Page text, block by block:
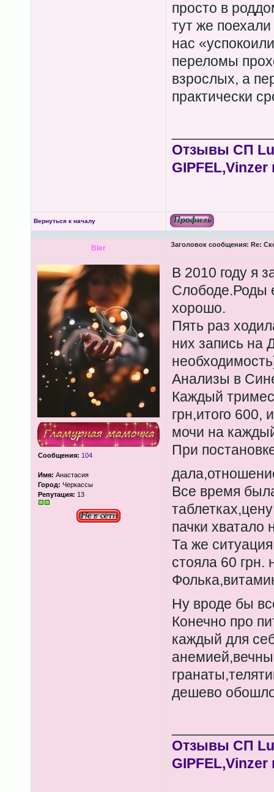
просто в
тут же поехали
нас
переломы
взрослых, а
практически
Отзывы СП
GIPFEL,Vinzer
Вернуться к началу
Bler Заголовок сообщения: Re:
Сообщения: 104
Имя: Анастасия
Город: Черкассы
Репутация: 13
В 2010 году я
Слободе.Роды
хорошо.
Пять раз
них запись на
Анализы в
Каждый
грн,итого 600,
мочи на
При
Все время
пачки хватало
Та же
стояла 60 грн.
Ну вроде бы
Конечно про
каждый для
дешево
Отзывы СП
GIPFEL,Vinzer